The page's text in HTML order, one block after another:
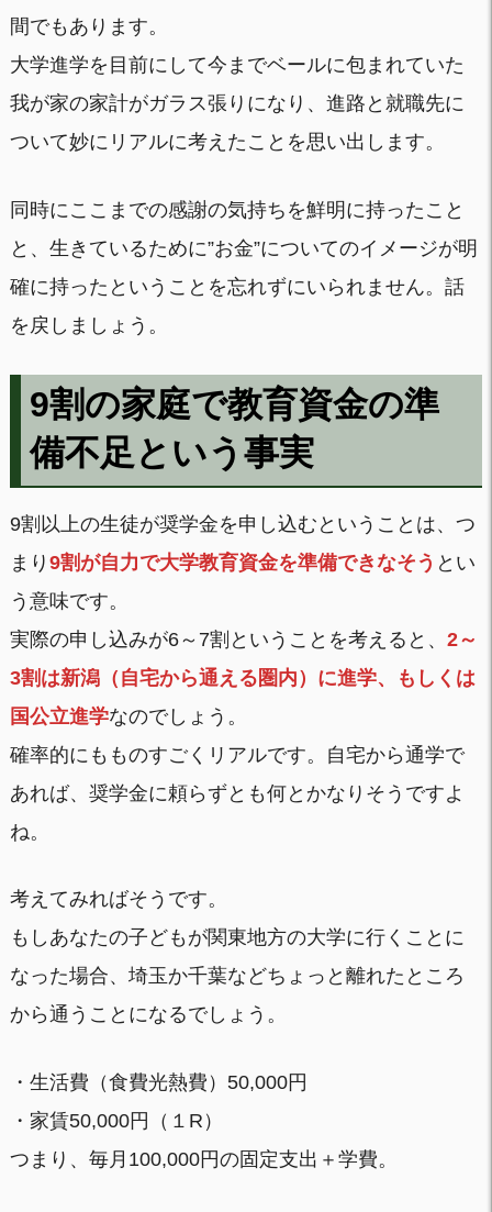
間でもあります。
大学進学を目前にして今までベールに包まれていた
我が家の家計がガラス張りになり、進路と就職先に
ついて妙にリアルに考えたことを思い出します。
同時にここまでの感謝の気持ちを鮮明に持ったこと
と、生きているために”お金”についてのイメージが明
確に持ったということを忘れずにいられません。話
を戻しましょう。
9割の家庭で教育資金の準
備不足という事実
9割以上の生徒が奨学金を申し込むということは、つ
まり 9割が自力で大学教育資金を準備できなそう とい
う意味です。
実際の申し込みが6～7割ということを考えると、 2～
3割は新潟（自宅から通える圏内）に進学、もしくは
国公立進学なのでしょう。
確率的にもものすごくリアルです。自宅から通学で
あれば、奨学金に頼らずとも何とかなりそうですよ
ね。
考えてみればそうです。
もしあなたの子どもが関東地方の大学に行くことに
なった場合、埼玉か千葉などちょっと離れたところ
から通うことになるでしょう。
・生活費（食費光熱費）50,000円
・家賃50,000円（１R）
つまり、毎月100,000円の固定支出＋学費。